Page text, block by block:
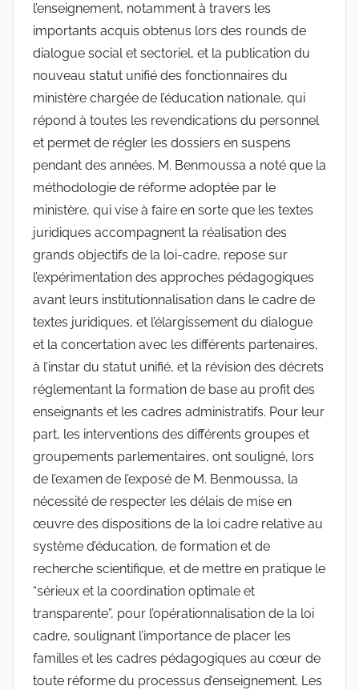
l’enseignement, notamment à travers les
importants acquis obtenus lors des rounds de
dialogue social et sectoriel, et la publication du
nouveau statut unifié des fonctionnaires du
ministère chargée de l’éducation nationale, qui
répond à toutes les revendications du personnel
et permet de régler les dossiers en suspens
pendant des années. M. Benmoussa a noté que la
méthodologie de réforme adoptée par le
ministère, qui vise à faire en sorte que les textes
juridiques accompagnent la réalisation des
grands objectifs de la loi-cadre, repose sur
l’expérimentation des approches pédagogiques
avant leurs institutionnalisation dans le cadre de
textes juridiques, et l’élargissement du dialogue
et la concertation avec les différents partenaires,
à l’instar du statut unifié, et la révision des décrets
réglementant la formation de base au profit des
enseignants et les cadres administratifs. Pour leur
part, les interventions des différents groupes et
groupements parlementaires, ont souligné, lors
de l’examen de l’exposé de M. Benmoussa, la
nécessité de respecter les délais de mise en
œuvre des dispositions de la loi cadre relative au
système d’éducation, de formation et de
recherche scientifique, et de mettre en pratique le
“sérieux et la coordination optimale et
transparente”, pour l’opérationnalisation de la loi
cadre, soulignant l’importance de placer les
familles et les cadres pédagogiques au cœur de
toute réforme du processus d’enseignement. Les